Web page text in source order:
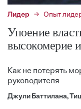
Лидер Опыт
Упоение
высокомерие
Как не потерять
руководителя
Джули Баттилана,